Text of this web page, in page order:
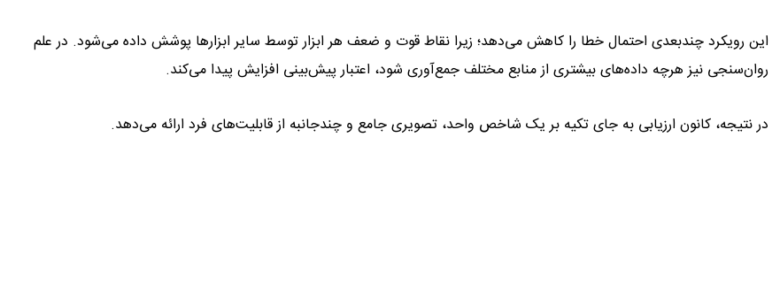
این رویکرد چندبعدی احتمال خطا را کاهش می‌دهد؛ زیرا نقاط قوت و ضعف هر ابزار توسط سایر ابزارها پوشش داده می‌شود. در علم
روان‌سنجی نیز هرچه داده‌های بیشتری از منابع مختلف جمع‌آوری شود، اعتبار پیش‌بینی افزایش پیدا می‌کند.
در نتیجه، کانون ارزیابی به جای تکیه بر یک شاخص واحد، تصویری جامع و چندجانبه از قابلیت‌های فرد ارائه می‌دهد.